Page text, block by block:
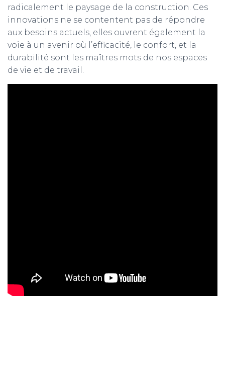
radicalement le paysage de la construction. Ces
innovations ne se contentent pas de répondre
aux besoins actuels, elles ouvrent également la
voie à un avenir où l’efficacité, le confort, et la
durabilité sont les maîtres mots de nos espaces
de vie et de travail.